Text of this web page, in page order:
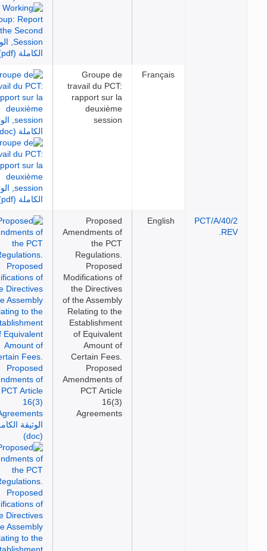
Français
Groupe de
travail du PCT:
rapport sur la
deuxième
session
PCT/A/40/2
English
Proposed
Amendments of
the PCT
Regulations.
Proposed
Modifications of
the Directives
of the Assembly
Relating to the
Establishment
of Equivalent
Amount of
Certain Fees.
Proposed
Amendments of
PCT Article
Agreements